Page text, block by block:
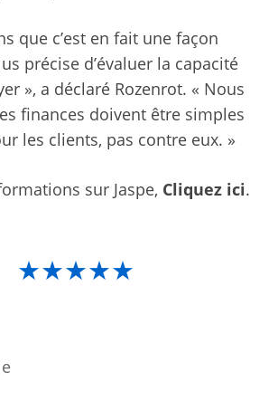
que c’est en fait une façon
précise d’évaluer la capacité
», a déclaré Rozenrot. « Nous
finances doivent être simples
les clients, pas contre eux. »
sur Jaspe, Cliquez ici.
★★★★★